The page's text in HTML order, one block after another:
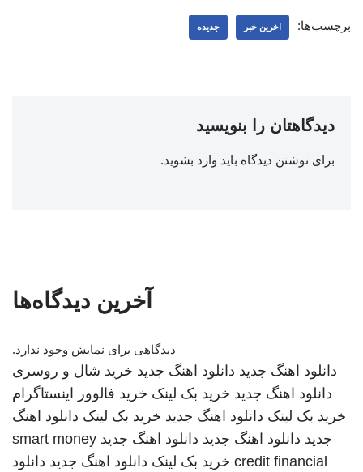
برچسب‌ها: اخرین خبر جدیده
دیدگاهتان را بنویسید
برای نوشتن دیدگاه باید وارد بشوید.
آخرین دیدگاه‌ها
دیدگاهی برای نمایش وجود ندارد.
دانلود اهنگ جدید دانلود اهنگ جدید خرید شال و روسری
دانلود اهنگ جدید خرید بک لینک خرید فالوور اینستاگرام
خرید بک لینک دانلود اهنگ جدید خرید بک لینک دانلود اهنگ
جدید دانلود اهنگ جدید دانلود اهنگ جدید smart money
credit financial خرید بک لینک دانلود اهنگ جدید دانلود